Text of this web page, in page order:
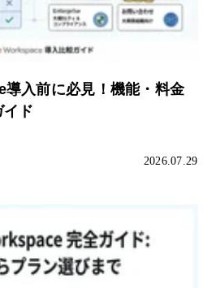
入前に必見！機能・料金
ド
2026.07.29